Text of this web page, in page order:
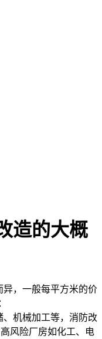
造的大概
，一般每平方米的价
、机械加工等，消防改
风险厂房如化工、电